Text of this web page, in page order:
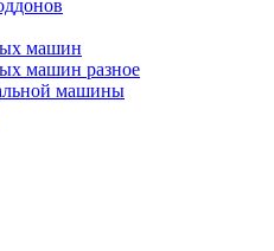
машин
машин разное
машины